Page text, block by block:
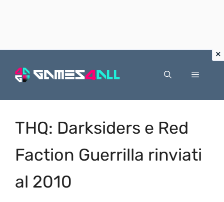
Menu
THQ: Darksiders e Red
Faction Guerrilla rinviati
al 2010